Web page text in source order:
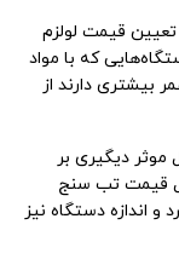
قیمت لولزم
که با مواد
بیشتری دارند از
دیگیری بر
قیمت تب سنج
اندازه دستگاه نیز